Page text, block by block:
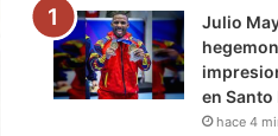
k
Julio
en
hace 4